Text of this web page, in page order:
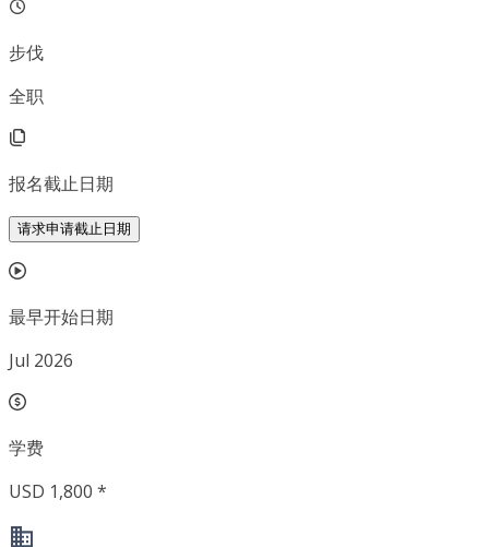
步伐
全职
报名截止日期
请求申请截止日期
最早开始日期
Jul 2026
学费
USD 1,800 *